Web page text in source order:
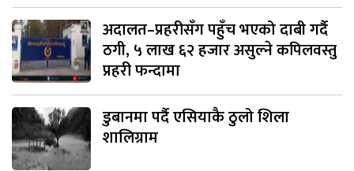
अदालत–प्रहरीसँग पहुँच भएको दाबी गर्दै
ठगी, ५ लाख ६२ हजार असुल्ने कपिलवस्तु
प्रहरी फन्दामा
डुबानमा पर्दै एसियाकै ठुलो शिला
शालिग्राम